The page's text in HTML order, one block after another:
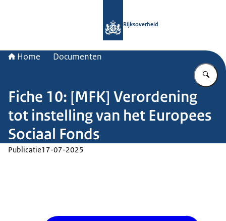
Rijksoverheid
Home Documenten
Fiche 10: [MFK] Verordening
tot instelling van het Europees
Sociaal Fonds
Publicatie17-07-2025